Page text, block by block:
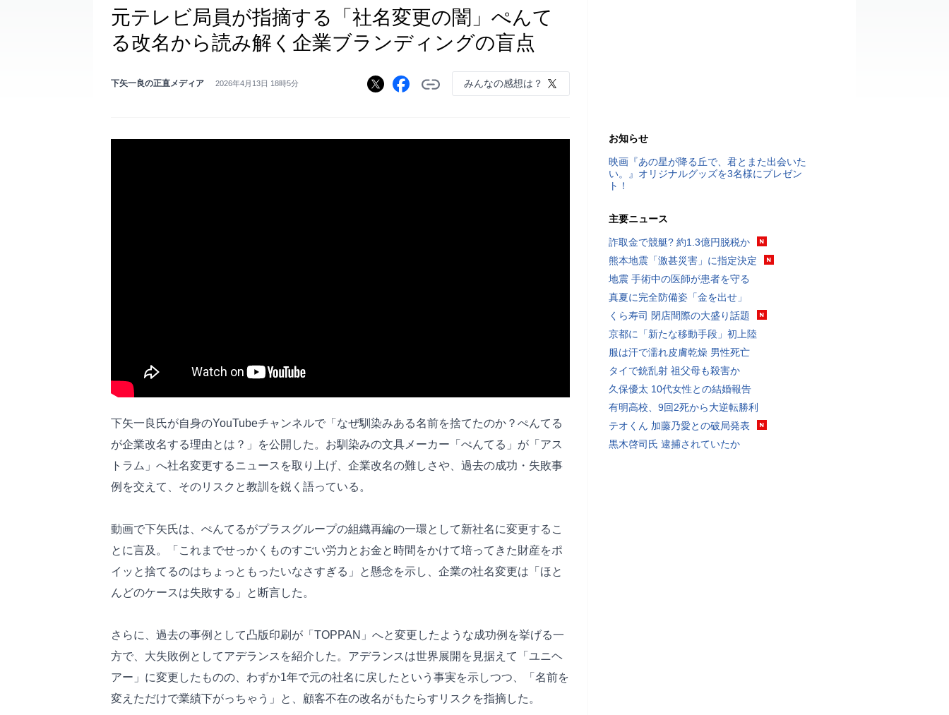
元テレビ局員が指摘する「社名変更の闇」ぺんて
る改名から読み解く企業ブランディングの盲点
下矢一良の正直メディア 2026年4月13日 18時5分 みんなの感想は？
下矢一良氏が自身のYouTubeチャンネルで「なぜ馴染みある名前を捨てたのか？ぺんてる
が企業改名する理由とは？」を公開した。お馴染みの文具メーカー「ぺんてる」が「アス
トラム」へ社名変更するニュースを取り上げ、企業改名の難しさや、過去の成功・失敗事
例を交えて、そのリスクと教訓を鋭く語っている。
動画で下矢氏は、ぺんてるがプラスグループの組織再編の一環として新社名に変更するこ
とに言及。「これまでせっかくものすごい労力とお金と時間をかけて培ってきた財産をポ
イッと捨てるのはちょっともったいなさすぎる」と懸念を示し、企業の社名変更は「ほと
んどのケースは失敗する」と断言した。
さらに、過去の事例として凸版印刷が「TOPPAN」へと変更したような成功例を挙げる一
方で、大失敗例としてアデランスを紹介した。アデランスは世界展開を見据えて「ユニヘ
アー」に変更したものの、わずか1年で元の社名に戻したという事実を示しつつ、「名前を
変えただけで業績下がっちゃう」と、顧客不在の改名がもたらすリスクを指摘した。
お知らせ
映画『あの星が降る丘で、君とまた出会いた
い。』オリジナルグッズを3名様にプレゼン
ト！
主要ニュース
詐取金で競艇? 約1.3億円脱税か
熊本地震「激甚災害」に指定決定
地震 手術中の医師が患者を守る
真夏に完全防備姿「金を出せ」
くら寿司 閉店間際の大盛り話題
京都に「新たな移動手段」初上陸
服は汗で濡れ皮膚乾燥 男性死亡
タイで銃乱射 祖父母も殺害か
久保優太 10代女性との結婚報告
有明高校、9回2死から大逆転勝利
テオくん 加藤乃愛との破局発表
黒木啓司氏 逮捕されていたか